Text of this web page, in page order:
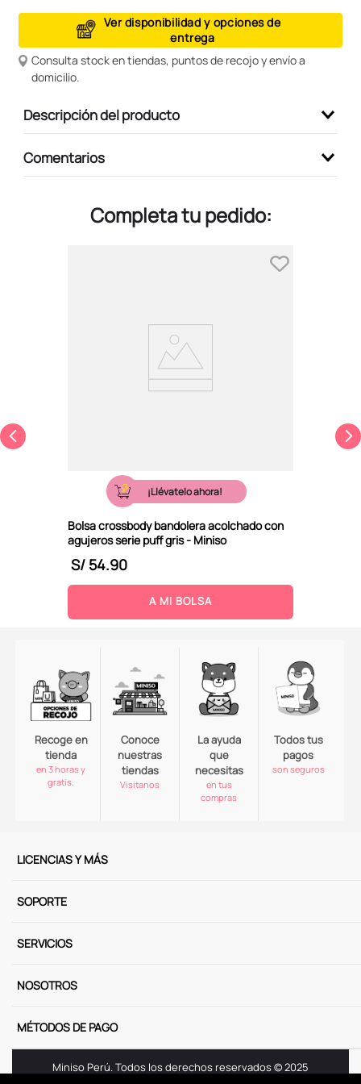
Ver disponibilidad y opciones de
entrega
Consulta stock en tiendas, puntos de recojo y envío a
domicilio.
Descripción del producto
Comentarios
Completa tu pedido:
¡Llévatelo ahora!
Bolsa crossbody bandolera acolchado con
agujeros serie puff gris - Miniso
S/ 54.90
A MI BOLSA
Recoge en
tienda
en 3 horas y
gratis.
Conoce
nuestras
tiendas
Visitanos
La ayuda
que
necesitas
en tus
compras
Todos tus
pagos
son seguros
LICENCIAS Y MÁS
SOPORTE
SERVICIOS
NOSOTROS
MÉTODOS DE PAGO
Miniso Perú. Todos los derechos reservados © 2025
9.
peluche
10. kuromi